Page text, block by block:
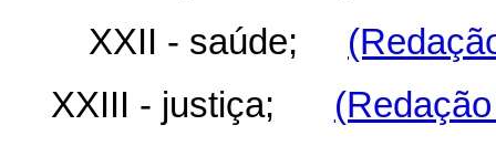
XXII - saúde;
XXIII - justiça;